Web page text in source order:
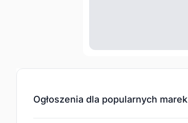
Ogłoszenia dla popularnych marek